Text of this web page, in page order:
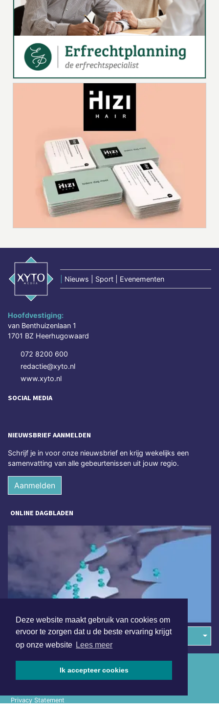
Deze website maakt gebruik van cookies om
ervoor te zorgen dat u de beste ervaring krijgt
op onze website Lees meer
Ik accepteer cookies
Nieuws | Sport | Evenementen
Hoofdvestiging:
van Benthuizenlaan 1
1701 BZ Heerhugowaard
072 8200 600
redactie@xyto.nl
www.xyto.nl
SOCIAL MEDIA
NIEUWSBRIEF AANMELDEN
Schrijf je in voor onze nieuwsbrief en krijg wekelijks een
samenvatting van alle gebeurtenissen uit jouw regio.
Aanmelden
ONLINE DAGBLADEN
Overige dagbladen in de regio
Privacy Statement